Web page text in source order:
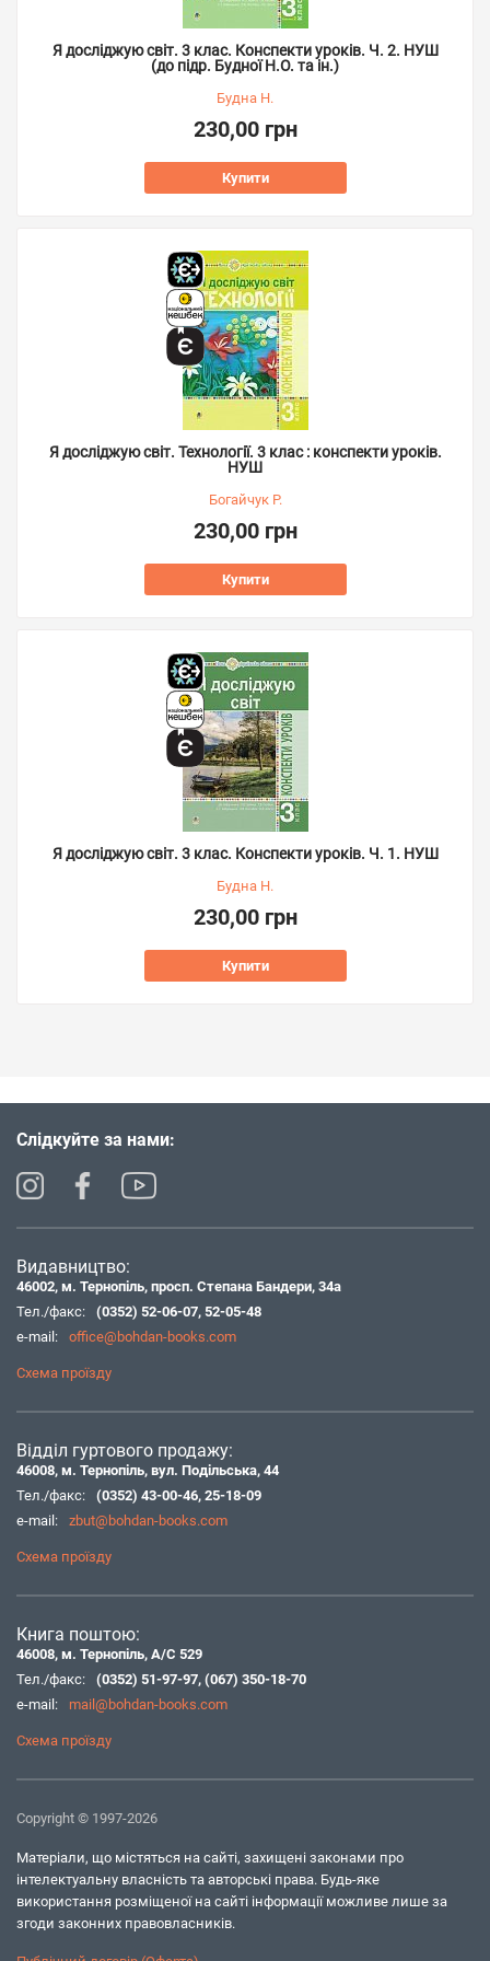
Я досліджую світ. 3 клас. Конспекти уроків. Ч. 2. НУШ
(до підр. Будної Н.О. та ін.)
Будна Н.
230,00 грн
Купити
Я досліджую світ. Технології. 3 клас : конспекти уроків.
НУШ
Богайчук Р.
230,00 грн
Купити
Я досліджую світ. 3 клас. Конспекти уроків. Ч. 1. НУШ
Будна Н.
230,00 грн
Купити
Слідкуйте за нами:
Видавництво:
46002, м. Тернопіль, просп. Степана Бандери, 34а
Тел./факс:
(0352) 52-06-07, 52-05-48
e-mail:
office@bohdan-books.com
Схема проїзду
Відділ гуртового продажу:
46008, м. Тернопіль, вул. Подільська, 44
Тел./факс:
(0352) 43-00-46, 25-18-09
e-mail:
zbut@bohdan-books.com
Схема проїзду
Книга поштою:
46008, м. Тернопіль, А/С 529
Тел./факс:
(0352) 51-97-97, (067) 350-18-70
e-mail:
mail@bohdan-books.com
Схема проїзду
Copyright © 1997-2026
Матеріали, що містяться на сайті, захищені законами про
інтелектуальну власність та авторські права. Будь-яке
використання розміщеної на сайті інформації можливе лише за
згоди законних правовласників.